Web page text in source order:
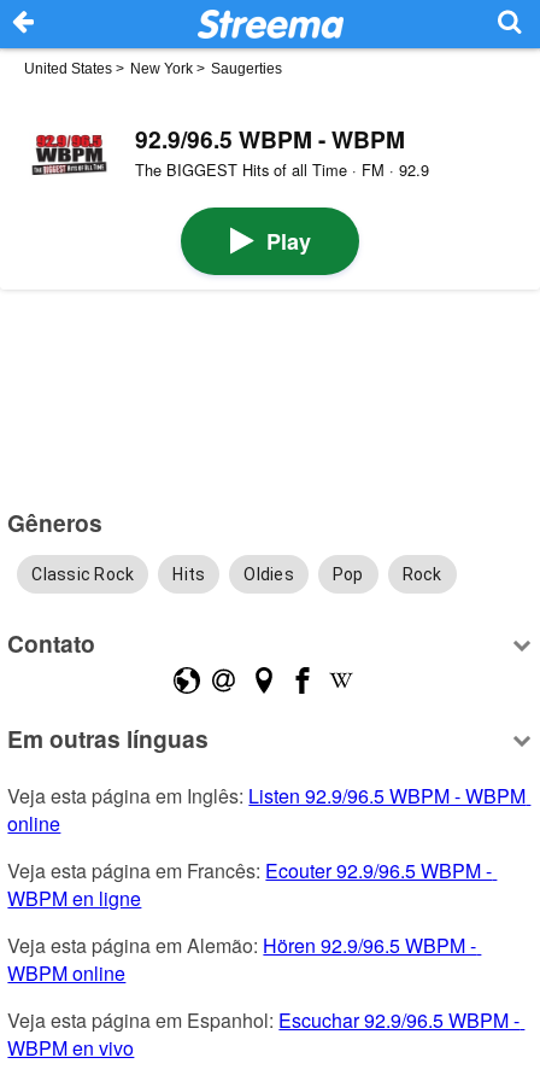
United States > New York > Saugerties
92.9/96.5 WBPM - WBPM
The BIGGEST Hits of all Time · FM · 92.9
Play
Gêneros
Classic Rock Hits Oldies Pop Rock
Contato
Em outras línguas
Veja esta página em Inglês: Listen 92.9/96.5 WBPM - WBPM
online
Veja esta página em Francês: Ecouter 92.9/96.5 WBPM -
WBPM en ligne
Veja esta página em Alemão: Hören 92.9/96.5 WBPM -
WBPM online
Veja esta página em Espanhol: Escuchar 92.9/96.5 WBPM -
WBPM en vivo